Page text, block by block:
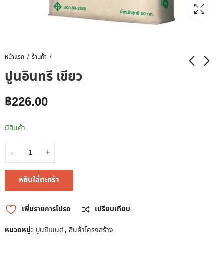
หน้าแรก ร้านค้า
ปูนอินทรี เขียว
฿226.00
มีสินค้า
หยิบใส่ตะกร้า
เพิ่มรายการโปรด
เปรียบเทียบ
หมวดหมู่: ปูนซีเมนต์, สินค้าโครงสร้าง